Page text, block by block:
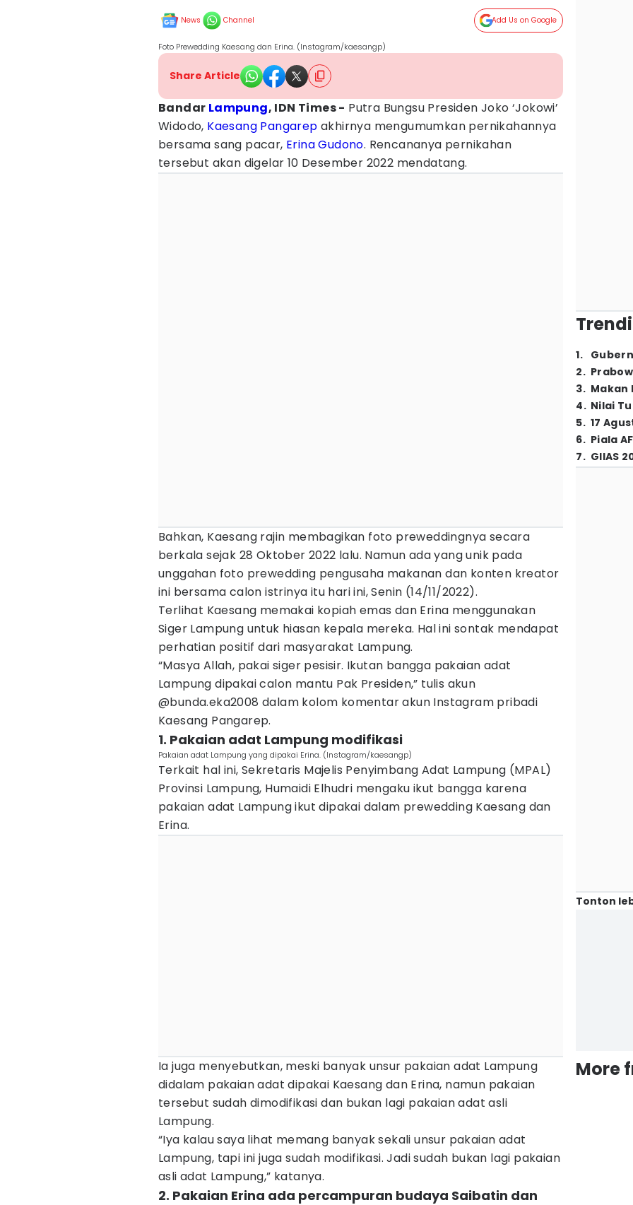
News Channel Add Us on Google
Foto Prewedding Kaesang dan Erina. (Instagram/kaesangp)
Share Article
Bandar Lampung, IDN Times - Putra Bungsu Presiden Joko ‘Jokowi’
Widodo, Kaesang Pangarep akhirnya mengumumkan pernikahannya
bersama sang pacar, Erina Gudono. Rencananya pernikahan
tersebut akan digelar 10 Desember 2022 mendatang.
Bahkan, Kaesang rajin membagikan foto preweddingnya secara
berkala sejak 28 Oktober 2022 lalu. Namun ada yang unik pada
unggahan foto prewedding pengusaha makanan dan konten kreator
ini bersama calon istrinya itu hari ini, Senin (14/11/2022).
Terlihat Kaesang memakai kopiah emas dan Erina menggunakan
Siger Lampung untuk hiasan kepala mereka. Hal ini sontak mendapat
perhatian positif dari masyarakat Lampung.
“Masya Allah, pakai siger pesisir. Ikutan bangga pakaian adat
Lampung dipakai calon mantu Pak Presiden,” tulis akun
@bunda.eka2008 dalam kolom komentar akun Instagram pribadi
Kaesang Pangarep.
1. Pakaian adat Lampung modifikasi
Pakaian adat Lampung yang dipakai Erina. (Instagram/kaesangp)
Terkait hal ini, Sekretaris Majelis Penyimbang Adat Lampung (MPAL)
Provinsi Lampung, Humaidi Elhudri mengaku ikut bangga karena
pakaian adat Lampung ikut dipakai dalam prewedding Kaesang dan
Erina.
Ia juga menyebutkan, meski banyak unsur pakaian adat Lampung
didalam pakaian adat dipakai Kaesang dan Erina, namun pakaian
tersebut sudah dimodifikasi dan bukan lagi pakaian adat asli
Lampung.
“Iya kalau saya lihat memang banyak sekali unsur pakaian adat
Lampung, tapi ini juga sudah modifikasi. Jadi sudah bukan lagi pakaian
asli adat Lampung,” katanya.
2. Pakaian Erina ada percampuran budaya Saibatin dan
1.
2.
3. Makan
4. Nilai
5. 17
6. Piala
7. GIIAS
Tonton
More